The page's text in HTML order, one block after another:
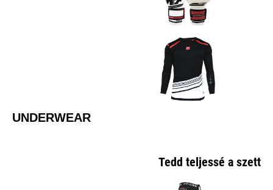
UNDERWEAR
Tedd teljessé a szetted